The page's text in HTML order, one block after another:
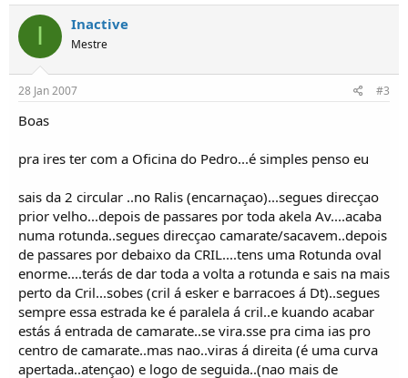
I Inactive
Mestre
28 Jan 2007 #3
Boas
pra ires ter com a Oficina do Pedro...é simples penso eu
sais da 2 circular ..no Ralis (encarnaçao)...segues direcçao
prior velho...depois de passares por toda akela Av....acaba
numa rotunda..segues direcçao camarate/sacavem..depois
de passares por debaixo da CRIL....tens uma Rotunda oval
enorme....terás de dar toda a volta a rotunda e sais na mais
perto da Cril...sobes (cril á esker e barracoes á Dt)..segues
sempre essa estrada ke é paralela á cril..e kuando acabar
estás á entrada de camarate..se vira.sse pra cima ias pro
centro de camarate..mas nao..viras á direita (é uma curva
apertada..atençao) e logo de seguida..(nao mais de